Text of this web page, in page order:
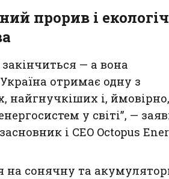
прорив і
— а вона
отримає одну з
найгнучкіших і, ймовірно,
у світі”, —
і CEO Octopus
на сонячну та